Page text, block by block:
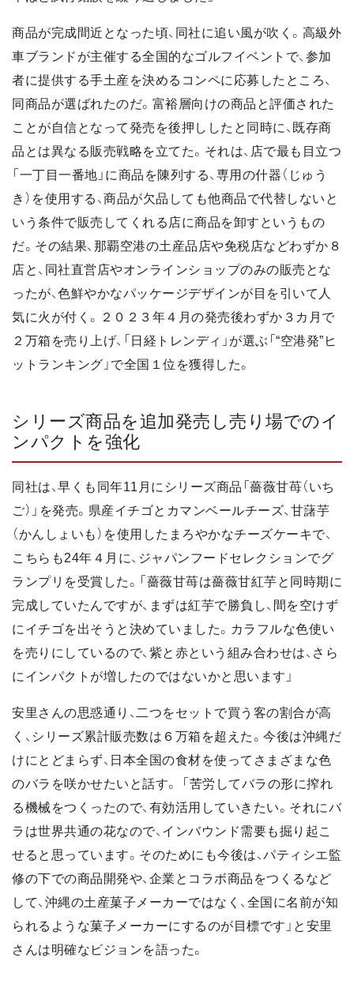
商品が完成間近となった頃、同社に追い風が吹く。高級外
車ブランドが主催する全国的なゴルフイベントで、参加
者に提供する手土産を決めるコンペに応募したところ、
同商品が選ばれたのだ。富裕層向けの商品と評価された
ことが自信となって発売を後押ししたと同時に、既存商
品とは異なる販売戦略を立てた。それは、店で最も目立つ
「一丁目一番地」に商品を陳列する、専用の什器（じゅう
き）を使用する、商品が欠品しても他商品で代替しないと
いう条件で販売してくれる店に商品を卸すというもの
だ。その結果、那覇空港の土産品店や免税店などわずか８
店と、同社直営店やオンラインショップのみの販売とな
ったが、色鮮やかなパッケージデザインが目を引いて人
気に火が付く。２０２３年４月の発売後わずか３カ月で
２万箱を売り上げ、「日経トレンディ」が選ぶ「“空港発”ヒ
ットランキング」で全国１位を獲得した。
シリーズ商品を追加発売し売り場でのイ
ンパクトを強化
同社は、早くも同年11月にシリーズ商品「薔薇甘苺（いち
ご）」を発売。県産イチゴとカマンベールチーズ、甘藷芋
（かんしょいも）を使用したまろやかなチーズケーキで、
こちらも24年４月に、ジャパンフードセレクションでグ
ランプリを受賞した。「薔薇甘苺は薔薇甘紅芋と同時期に
完成していたんですが、まずは紅芋で勝負し、間を空けず
にイチゴを出そうと決めていました。カラフルな色使い
を売りにしているので、紫と赤という組み合わせは、さら
にインパクトが増したのではないかと思います」
安里さんの思惑通り、二つをセットで買う客の割合が高
く、シリーズ累計販売数は６万箱を超えた。今後は沖縄だ
けにとどまらず、日本全国の食材を使ってさまざまな色
のバラを咲かせたいと話す。 「苦労してバラの形に搾れ
る機械をつくったので、有効活用していきたい。それにバ
ラは世界共通の花なので、インバウンド需要も掘り起こ
せると思っています。そのためにも今後は、パティシエ監
修の下での商品開発や、企業とコラボ商品をつくるなど
して、沖縄の土産菓子メーカーではなく、全国に名前が知
られるような菓子メーカーにするのが目標です」と安里
さんは明確なビジョンを語った。